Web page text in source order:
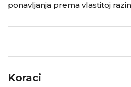
ponavljanja prema vlastitoj
Koraci